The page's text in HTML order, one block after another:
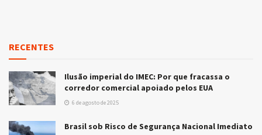
RECENTES
Ilusão imperial do IMEC: Por que fracassa o
corredor comercial apoiado pelos EUA
6 de agosto de 2025
Brasil sob Risco de Segurança Nacional Imediato